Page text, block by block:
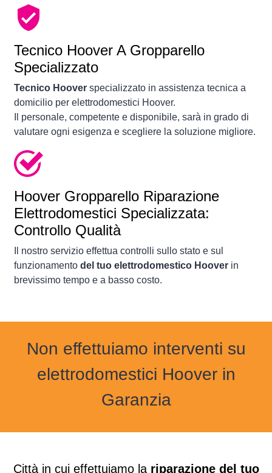
Tecnico Hoover A Gropparello
Specializzato
Tecnico Hoover specializzato in assistenza tecnica a
domicilio per elettrodomestici Hoover.
Il personale, competente e disponibile, sarà in grado di
valutare ogni esigenza e scegliere la soluzione migliore.
Hoover Gropparello Riparazione
Elettrodomestici Specializzata:
Controllo Qualità
Il nostro servizio effettua controlli sullo stato e sul
funzionamento del tuo elettrodomestico Hoover in
brevissimo tempo e a basso costo.
Non effettuiamo interventi su
elettrodomestici Hoover in
Garanzia
Città in cui effettuiamo la riparazione del tuo